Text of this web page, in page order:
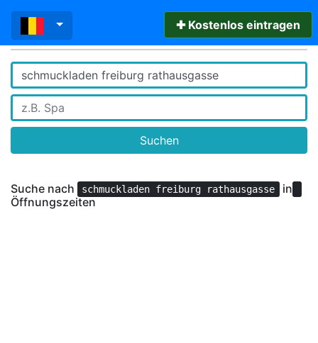
✚ Kostenlos eintragen
Suchen
Suche nach schmuckladen freiburg rathausgasse
in
Öffnungszeiten